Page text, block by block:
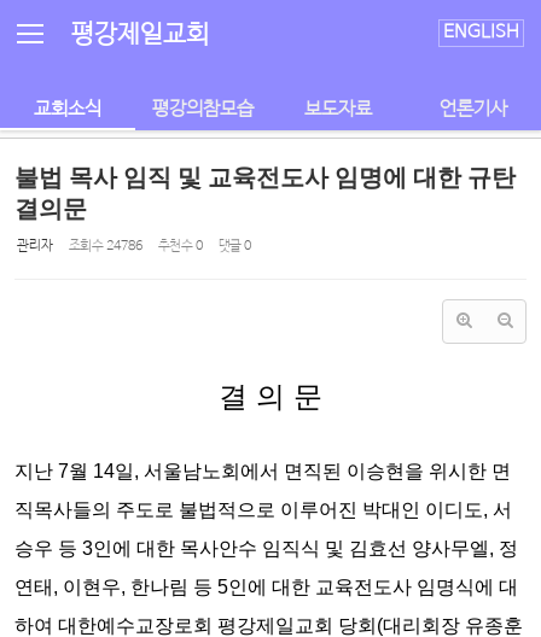
평강제일교회 ENGLISH
교회소식 평강의참모습 보도자료 언론기사
불법 목사 임직 및 교육전도사 임명에 대한 규탄
결의문
관리자 조회 수24786 추천 수0 댓글0
결 의 문
지난 7월 14일, 서울남노회에서 면직된 이승현을 위시한 면
직목사들의 주도로 불법적으로 이루어진 박대인 이디도, 서
승우 등 3인에 대한 목사안수 임직식 및 김효선 양사무엘, 정
연태, 이현우, 한나림 등 5인에 대한 교육전도사 임명식에 대
하여 대한예수교장로회 평강제일교회 당회(대리회장 유종훈